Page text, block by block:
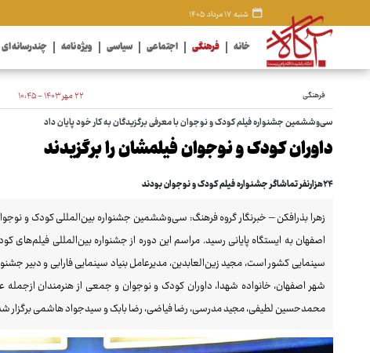
شنبه ۱۷ مرداد ۱۴۰۵
خانه فرهنگی اجتماعی سیاسی ویژه نامه چندرسانه ای
فرهنگی ۲۲ مهر ۱۴۰۳ - ۱۰:۴۵
سی‌وششمین جشنواره فیلم کودک و نوجوان با معرفی برگزیدگان به کار خود پایان داد
داوران کودک و نوجوان فیلمشان را برگزیدند
۲۴هزارنفر تماشاگر جشنواره فیلم کودک و نوجوان بودند
زهرا بذرافکن – خبرنگار گروه فرهنگ: سی‌وششمین جشنواره بین‌المللی کودک و
اصفهان به ایستگاه پایانی رسید. مراسم این دوره از جشنواره بین‌المللی
سینمایی کشور است، مجید زین‌العابدین، مدیرعامل بنیاد سینمایی فارابی و دبیر
شهر اصفهان، خانواده شهدا، داوران کودک و نوجوان و جمعی از هنرمندان
محمدحسین لطیفی، مجید مدرسی، رضا فیاضی، رضا بابک و سیدجواد هاشمی برگزار